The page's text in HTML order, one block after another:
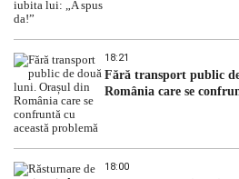
18:21
Fără transport public
România care se
18:00